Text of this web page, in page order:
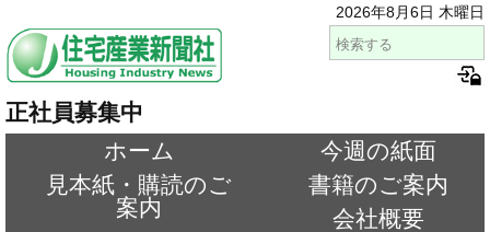
2026年8月6日 木曜日
正社員募集中
ホーム
今週の紙面
見本紙・購読のご
案内
書籍のご案内
会社概要